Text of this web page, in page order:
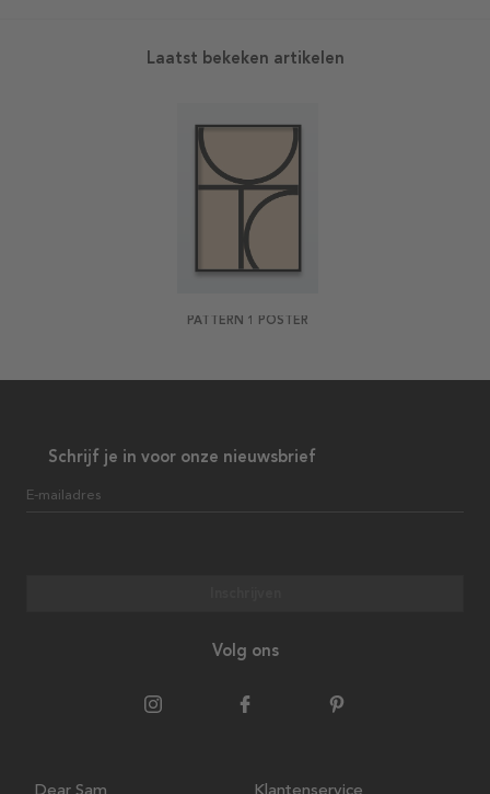
Laatst bekeken artikelen
PATTERN 1 POSTER
Schrijf je in voor onze nieuwsbrief
E-mailadres
Volg ons
Dear Sam Klantenservice